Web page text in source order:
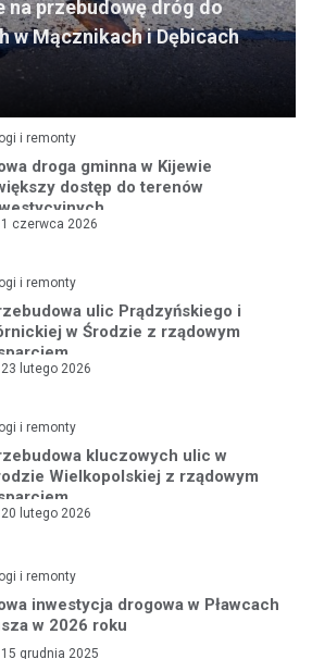
na przebudowę dróg do
w Mącznikach i Dębicach
i remonty
droga gminna w Kijewie
dostęp do terenów
1 czerwca 2026
i remonty
ulic Prądzyńskiego i
w Środzie z rządowym
23 lutego 2026
i remonty
kluczowych ulic w
Wielkopolskiej z rządowym
20 lutego 2026
i remonty
inwestycja drogowa w Pławcach
w 2026 roku
15 grudnia 2025